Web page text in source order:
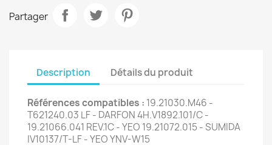
Partager
Description Détails du produit
Références compatibles : 19.21030.M46 -
T621240.03 LF - DARFON 4H.V1892.101/C -
19.21066.041 REV.1C - YEO 19.21072.015 - SUMIDA
IV10137/T-LF - YEO YNV-W15